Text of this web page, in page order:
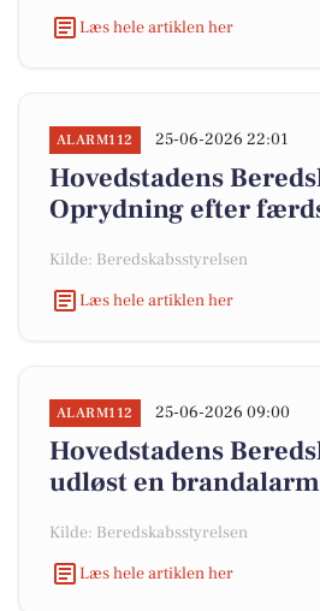
Læs hele artiklen her
ALARM112 25-06-2026 22:01
Hovedstadens
Oprydning efter
Kilde: Beredskabsstyrelsen
Læs hele artiklen her
ALARM112 25-06-2026 09:00
Hovedstadens
udløst en
Kilde: Beredskabsstyrelsen
Læs hele artiklen her